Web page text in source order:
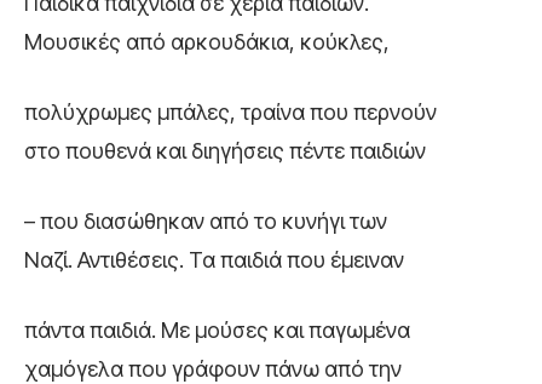
Μουσικές από αρκουδάκια, κούκλες,
πολύχρωμες μπάλες, τραίνα που περνούν
στο πουθενά και διηγήσεις πέντε παιδιών
– που διασώθηκαν από το κυνήγι των
Ναζί. Αντιθέσεις. Τα παιδιά που έμειναν
πάντα παιδιά. Με μούσες και παγωμένα
χαμόγελα που γράφουν πάνω από την